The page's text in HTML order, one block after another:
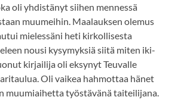
oli yhdistänyt siihen mennessä
muumeihin. Maalauksen olemus
mielessäni heti kirkollisesta
nousi kysymyksiä siitä miten iki-
kirjailija oli eksynyt Teuvalle
Oli vaikea hahmottaa hänet
muumiaihetta työstävänä taiteilijana.